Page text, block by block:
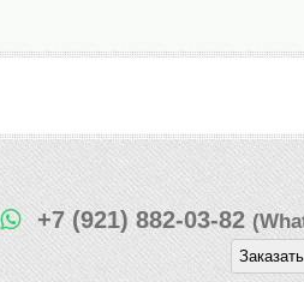
+7 (921) 882-03-82